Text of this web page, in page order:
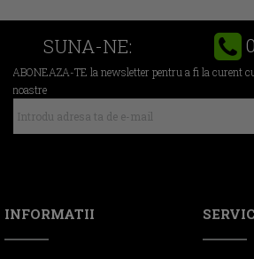
SUNA-NE:
ABONEAZA-TE la newsletter pentru a fi la curent
noastre
INFORMATII